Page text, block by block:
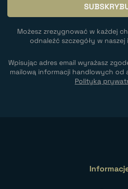
Możesz zrezygnować w każdej
odnaleźć szczegóły w
Wpisując adres email wyrażasz
mailową informacji handlowych od
Polityką